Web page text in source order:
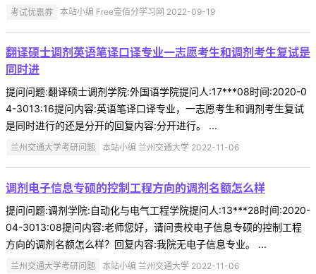
考试优惠券 本站小编 Free壹佰分学习网 2022-09-19
翻译硕士调剂英语笔译口译专业一志愿考生和调剂考生复试是
同时进
提问问题:翻译硕士调剂学院:外国语学院提问人:17***08时间:2020-0
4-3013:16提问内容:英语笔译口译专业，一志愿考生和调剂考生复试
是同时进行的还是分开的回复内容:分开进行。 ...
兰州交通大学考研问题 本站小编 兰州交通大学 2022-11-06
调剂电子信息专硕的控制工程方向的调剂名额怎么样
提问问题:调剂学院:自动化与电气工程学院提问人:13***28时间:2020-
04-3013:08提问内容:老师您好，请问贵校电子信息专硕的控制工程
方向的调剂名额怎么样？回复内容:我院无电子信息专业。 ...
兰州交通大学考研问题 本站小编 兰州交通大学 2022-11-06